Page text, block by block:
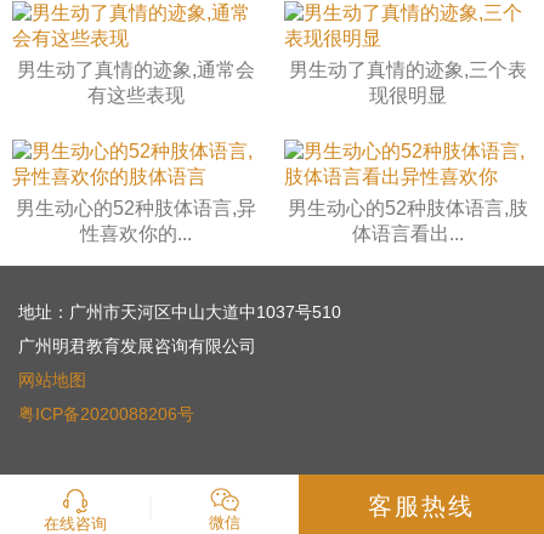
男生动了真情的迹象,通常会
有这些表现
男生动了真情的迹象,三个表
现很明显
男生动心的52种肢体语言,异
性喜欢你的...
男生动心的52种肢体语言,肢
体语言看出...
地址：广州市天河区中山大道中1037号510
广州明君教育发展咨询有限公司
网站地图
粤ICP备2020088206号
在线咨询 微信
客服热线